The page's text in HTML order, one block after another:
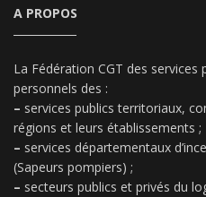
A PROPOS
La Fédération CGT des services
personnels des :
– services publics territoriaux,
régions et leurs établissements ;
– services départementaux
(Sapeurs pompiers) ;
– secteurs publics et privés du